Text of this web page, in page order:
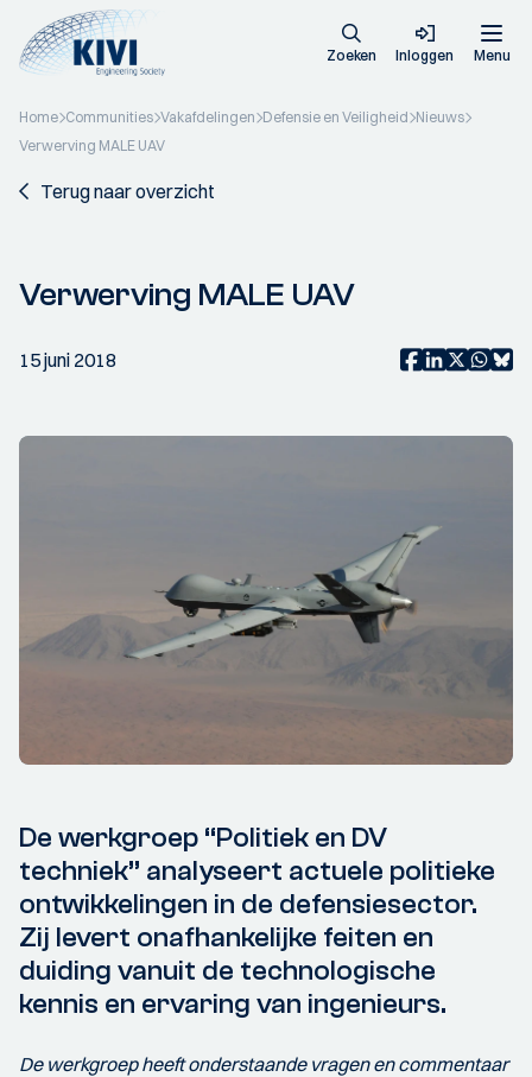
Zoeken Inloggen Menu
Home Communities Vakafdelingen Defensie en Veiligheid Nieuws
Verwerving MALE UAV
Terug naar overzicht
Verwerving MALE UAV
15 juni 2018
De werkgroep “Politiek en DV
techniek” analyseert actuele politieke
ontwikkelingen in de defensiesector.
Zij levert onafhankelijke feiten en
duiding vanuit de technologische
kennis en ervaring van ingenieurs.
De werkgroep heeft onderstaande vragen en commentaar